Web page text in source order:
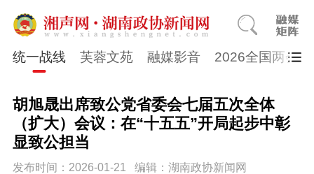
统一战线 芙蓉文苑 融媒影音 2026全国两会
胡旭晟出席致公党省委会七届五次全体
（扩大）会议：在“十五五”开局起步中彰
显致公担当
发布时间：2026-01-21 编辑：湖南政协新闻网